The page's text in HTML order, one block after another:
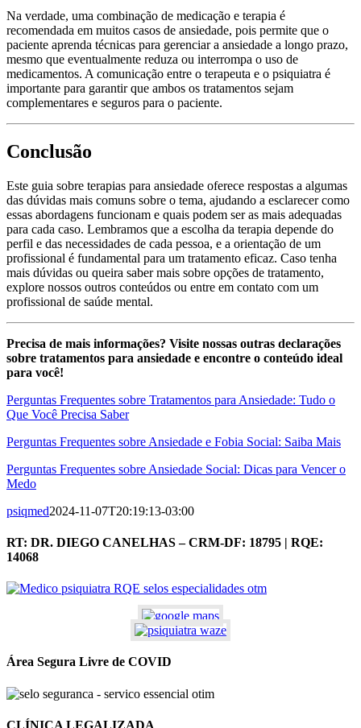
Na verdade, uma combinação de medicação e terapia é
recomendada em muitos casos de ansiedade, pois permite que o
paciente aprenda técnicas para gerenciar a ansiedade a longo prazo,
mesmo que eventualmente reduza ou interrompa o uso de
medicamentos. A comunicação entre o terapeuta e o psiquiatra é
importante para garantir que ambos os tratamentos sejam
complementares e seguros para o paciente.
Conclusão
Este guia sobre terapias para ansiedade oferece respostas a algumas
das dúvidas mais comuns sobre o tema, ajudando a esclarecer como
essas abordagens funcionam e quais podem ser as mais adequadas
para cada caso. Lembramos que a escolha da terapia depende do
perfil e das necessidades de cada pessoa, e a orientação de um
profissional é fundamental para um tratamento eficaz. Caso tenha
mais dúvidas ou queira saber mais sobre opções de tratamento,
explore nossos outros conteúdos ou entre em contato com um
profissional de saúde mental.
Precisa de mais informações? Visite nossas outras declarações
sobre tratamentos para ansiedade e encontre o conteúdo ideal
para você!
Perguntas Frequentes sobre Tratamentos para Ansiedade: Tudo o
Que Você Precisa Saber
Perguntas Frequentes sobre Ansiedade e Fobia Social: Saiba Mais
Perguntas Frequentes sobre Ansiedade Social: Dicas para Vencer o
Medo
psiqmed2024-11-07T20:19:13-03:00
RT: DR. DIEGO CANELHAS – CRM-DF: 18795 | RQE:
14068
Área Segura Livre de COVID
CLÍNICA LEGALIZADA